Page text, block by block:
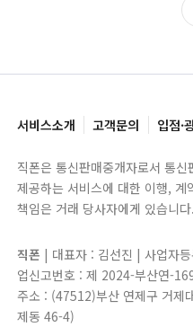
서비스소개 고객문의 입점·
직폰은 통신판매중개자로서 통
제공하는 서비스에 대한 이행, 계
책임은 거래 당사자에게 있습니다.
직폰 | 대표자 : 김선진 | 사업자
업신고번호 : 제 2024-부산연-
주소 : (47512)부산 연제구 거제
제동 46-4)